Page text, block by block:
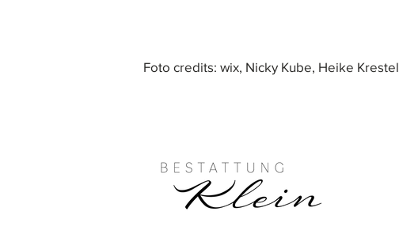
Foto credits: wix, Nicky Kube, Heike Krestel